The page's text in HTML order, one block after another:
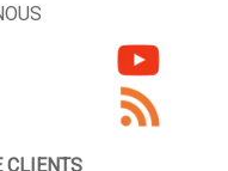
CLIENTS